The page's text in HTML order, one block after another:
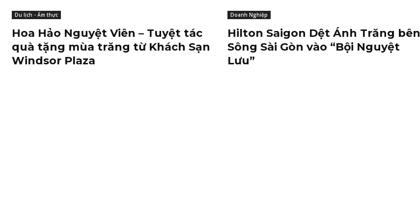
Du lịch - Ẩm thực
Hoa Hảo Nguyệt Viên – Tuyệt tác
quà tặng mùa trăng từ Khách Sạn
Windsor Plaza
Doanh Nghiệp
Hilton Saigon Dệt Ánh Trăng bên
Sông Sài Gòn vào “Bội Nguyệt
Lưu”